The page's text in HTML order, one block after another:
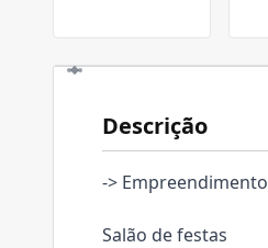
Descrição
-> Empreendimento
Salão de festas